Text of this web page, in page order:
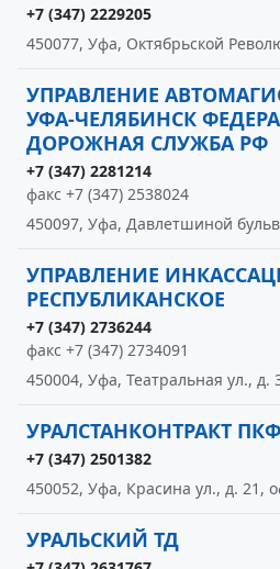
+7 (347) 2229205
450077, Уфа, Октябрьской
УПРАВЛЕНИЕ
УФА-ЧЕЛЯБИНСК
ДОРОЖНАЯ СЛУЖБА РФ
+7 (347) 2281214
факс +7 (347) 2538024
450097, Уфа, Давлетшиной
УПРАВЛЕНИЕ
РЕСПУБЛИКАНСКОЕ
+7 (347) 2736244
факс +7 (347) 2734091
450004, Уфа, Театральная ул., д.
УРАЛСТАНКОНТРАКТ ПКФ
+7 (347) 2501382
450052, Уфа, Красина ул., д. 21,
УРАЛЬСКИЙ ТД